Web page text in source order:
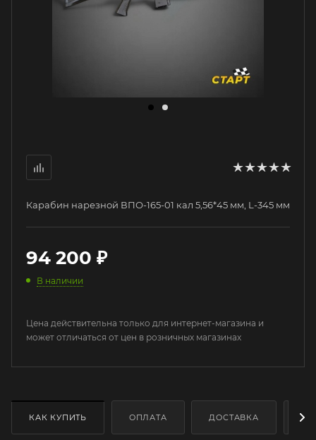
Карабин нарезной ВПО-165-01 кал 5,56*45 мм, L-345 мм
94 200 ₽
В наличии
Цена действительна только для интернет-магазина и
может отличаться от цен в розничных магазинах
КАК КУПИТЬ ОПЛАТА ДОСТАВКА